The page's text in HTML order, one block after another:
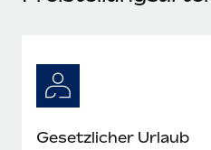
Frag unsere Expert:innen
Hilfe von Expert:innen für
Partner werden
Remote Build
Beratung zu Integrationen
Informationen zu
Insights Center
Hol dir Unterstützung
Gesetzlicher Urlaub